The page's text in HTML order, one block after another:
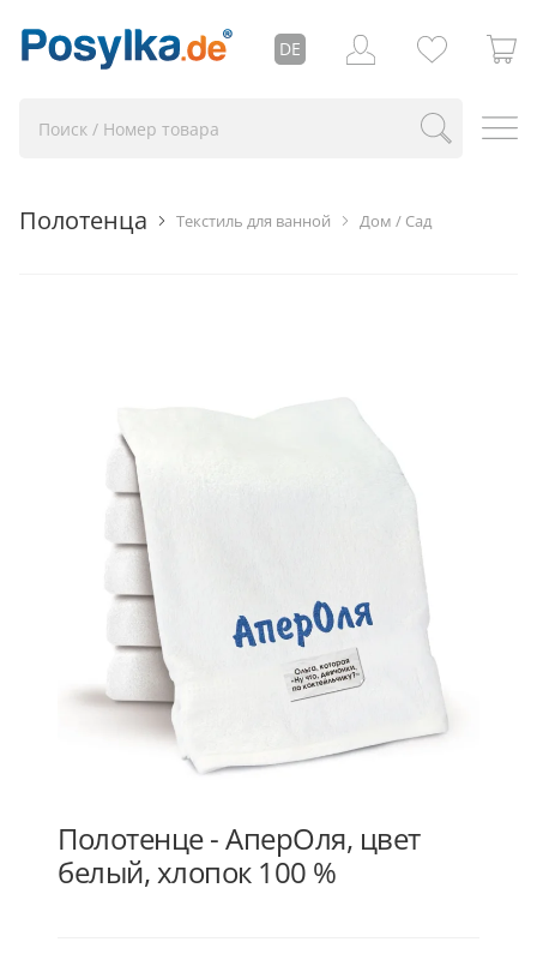
DE
Дом / Сад
Текстиль для ванной
Полотенца
Полотенце - АперОля, цвет
белый, хлопок 100 %